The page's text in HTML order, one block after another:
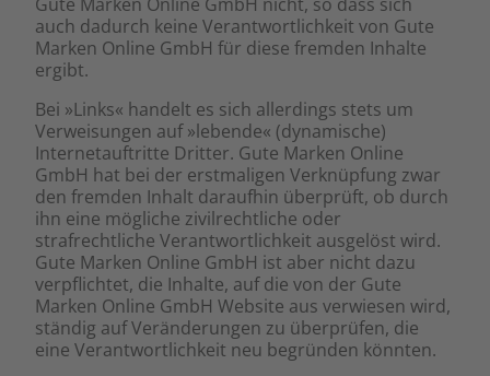
auch dadurch keine Verantwortlichkeit von Gute
Marken Online GmbH für diese fremden Inhalte
ergibt.
Bei »Links« handelt es sich allerdings stets um
Verweisungen auf »lebende« (dynamische)
Internetauftritte Dritter. Gute Marken Online
GmbH hat bei der erstmaligen Verknüpfung zwar
den fremden Inhalt daraufhin überprüft, ob durch
ihn eine mögliche zivilrechtliche oder
strafrechtliche Verantwortlichkeit ausgelöst wird.
Gute Marken Online GmbH ist aber nicht dazu
verpflichtet, die Inhalte, auf die von der Gute
Marken Online GmbH Website aus verwiesen wird,
ständig auf Veränderungen zu überprüfen, die
eine Verantwortlichkeit neu begründen könnten.